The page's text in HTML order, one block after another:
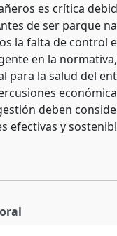
es crítica
de ser parque
la falta de control
en la
para la salud del
deben
efectivas y